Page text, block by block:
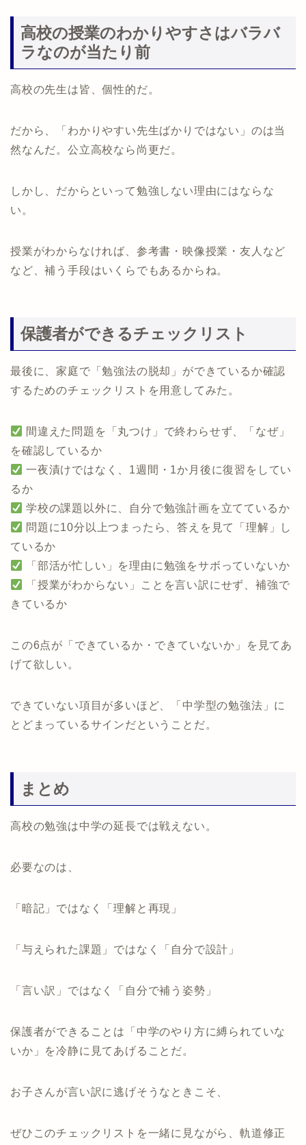
高校の授業のわかりやすさはバラバ
ラなのが当たり前
高校の先生は皆、個性的だ。
だから、「わかりやすい先生ばかりではない」のは当
然なんだ。公立高校なら尚更だ。
しかし、だからといって勉強しない理由にはならな
い。
授業がわからなければ、参考書・映像授業・友人など
など、補う手段はいくらでもあるからね。
保護者ができるチェックリスト
最後に、家庭で「勉強法の脱却」ができているか確認
するためのチェックリストを用意してみた。
間違えた問題を「丸つけ」で終わらせず、「なぜ」
を確認しているか
一夜漬けではなく、1週間・1か月後に復習をしてい
るか
学校の課題以外に、自分で勉強計画を立てているか
問題に10分以上つまったら、答えを見て「理解」し
ているか
「部活が忙しい」を理由に勉強をサボっていないか
「授業がわからない」ことを言い訳にせず、補強で
きているか
この6点が「できているか・できていないか」を見てあ
げて欲しい。
できていない項目が多いほど、「中学型の勉強法」に
とどまっているサインだということだ。
まとめ
高校の勉強は中学の延長では戦えない。
必要なのは、
「暗記」ではなく「理解と再現」
「与えられた課題」ではなく「自分で設計」
「言い訳」ではなく「自分で補う姿勢」
保護者ができることは「中学のやり方に縛られていな
いか」を冷静に見てあげることだ。
お子さんが言い訳に逃げそうなときこそ、
ぜひこのチェックリストを一緒に見ながら、軌道修正